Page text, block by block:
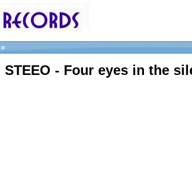
»
STEEO - Four eyes in the